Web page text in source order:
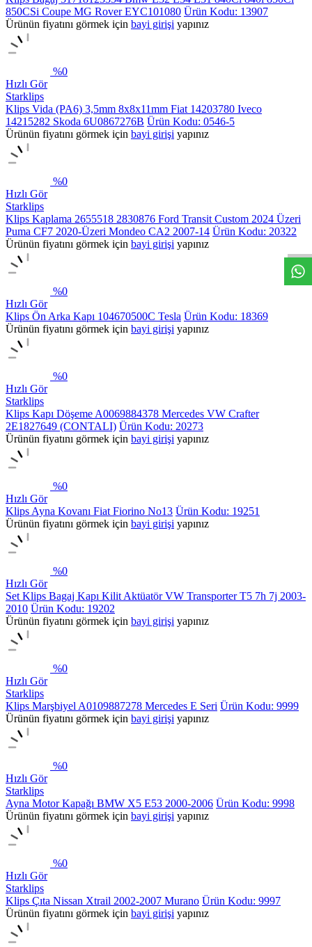
850CSi Coupe MG Rover EYC101080 Ürün Kodu: 13907
Ürünün fiyatını görmek için bayi girişi yapınız
%0
Hızlı Gör
Starklips
Klips Vida (PA6) 3,5mm 8x8x11mm Fiat 14203780 Iveco
14215282 Skoda 6U0867276B Ürün Kodu: 0546-5
Ürünün fiyatını görmek için bayi girişi yapınız
%0
Hızlı Gör
Starklips
Klips Kaplama 2655518 2830876 Ford Transit Custom 2024 Üzeri
Puma CF7 2020-Üzeri Mondeo CA2 2007-14 Ürün Kodu: 20322
Ürünün fiyatını görmek için bayi girişi yapınız
%0
Hızlı Gör
Klips Ön Arka Kapı 104670500C Tesla Ürün Kodu: 18369
Ürünün fiyatını görmek için bayi girişi yapınız
%0
Hızlı Gör
Starklips
Klips Kapı Döşeme A0069884378 Mercedes VW Crafter
2E1827649 (CONTALI) Ürün Kodu: 20273
Ürünün fiyatını görmek için bayi girişi yapınız
%0
Hızlı Gör
Klips Ayna Kovanı Fiat Fiorino No13 Ürün Kodu: 19251
Ürünün fiyatını görmek için bayi girişi yapınız
%0
Hızlı Gör
Set Klips Bagaj Kapı Kilit Aktüatör VW Transporter T5 7h 7j 2003-
2010 Ürün Kodu: 19202
Ürünün fiyatını görmek için bayi girişi yapınız
%0
Hızlı Gör
Starklips
Klips Marşbiyel A0109887278 Mercedes E Seri Ürün Kodu: 9999
Ürünün fiyatını görmek için bayi girişi yapınız
%0
Hızlı Gör
Starklips
Ayna Motor Kapağı BMW X5 E53 2000-2006 Ürün Kodu: 9998
Ürünün fiyatını görmek için bayi girişi yapınız
%0
Hızlı Gör
Starklips
Klips Çıta Nissan Xtrail 2002-2007 Murano Ürün Kodu: 9997
Ürünün fiyatını görmek için bayi girişi yapınız